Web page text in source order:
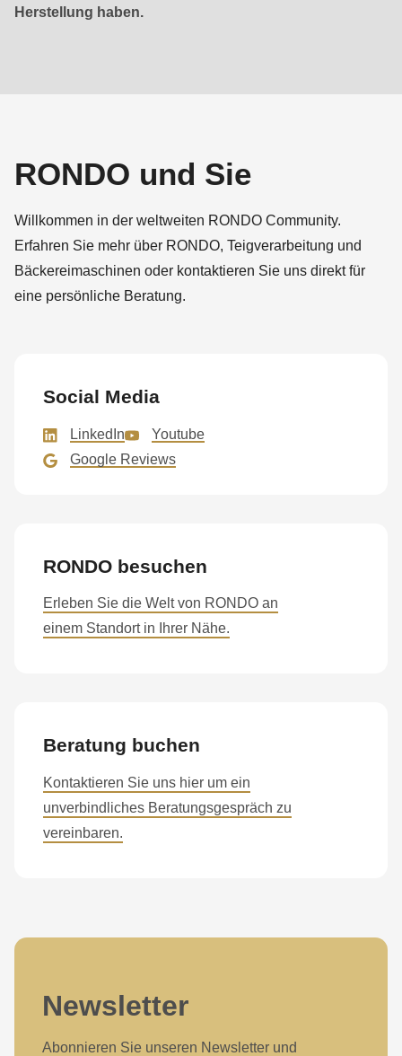
to
string
is
modules/custom/rondo_contact/src/ContactService.php
Passing
to
parameter
type
is
deprecated
in
()
of
modules/custom/rondo_contact/src/ContactService.php
Herstellung haben.
RONDO und Sie
Willkommen in der weltweiten RONDO Community.
Erfahren Sie mehr über RONDO, Teigverarbeitung und
Bäckereimaschinen oder kontaktieren Sie uns direkt für
eine persönliche Beratung.
Social Media
LinkedIn
Youtube
Google Reviews
RONDO besuchen
Erleben Sie die Welt von RONDO an
einem Standort in Ihrer Nähe.
Beratung buchen
Kontaktieren Sie uns hier um ein
unverbindliches Beratungsgespräch zu
vereinbaren.
Newsletter
Abonnieren Sie unseren Newsletter und